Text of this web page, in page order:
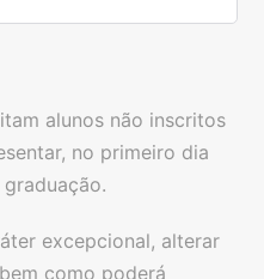
alunos não inscritos
no primeiro dia
excepcional, alterar
como poderá